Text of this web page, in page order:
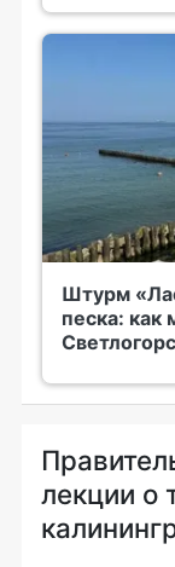
Штурм
песка: как
лекции о